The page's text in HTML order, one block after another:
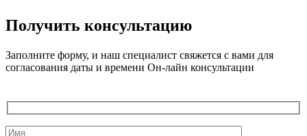
Получить консультацию
Заполните форму, и наш специалист свяжется с вами для
согласования даты и времени Он-лайн консультации
Служебные
поля